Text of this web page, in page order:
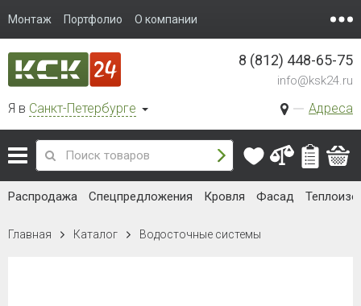
Монтаж Портфолио О компании
Я в Санкт-Петербурге Адреса
8 (812) 448-65-75
info@ksk24.ru
Распродажа Спецпредложения Кровля Фасад
Главная Каталог Водосточные системы